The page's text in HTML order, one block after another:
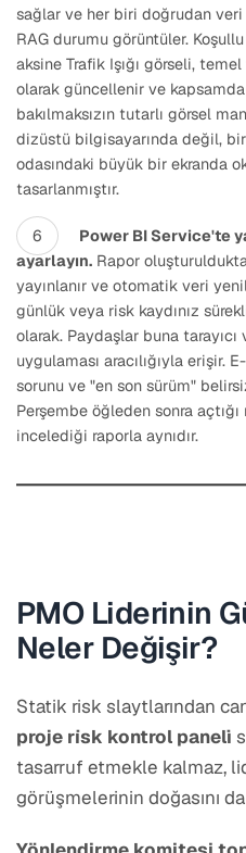
sağlar ve her biri doğrudan
RAG durumu görüntüler.
aksine Trafik Işığı görseli,
olarak güncellenir ve
bakılmaksızın tutarlı görsel
dizüstü bilgisayarında değil,
odasındaki büyük bir ekranda
tasarlanmıştır.
Power BI Service'te
ayarlayın. Rapor
yayınlanır ve otomatik veri
günlük veya risk kaydınız
olarak. Paydaşlar buna
uygulaması aracılığıyla erişir.
sorunu ve "en son sürüm"
Perşembe öğleden sonra
incelediği raporla aynıdır.
PMO Liderinin
Neler Değişir?
Statik risk slaytlarından
proje ri̇sk kontrol paneli̇
tasarruf etmekle kalmaz,
görüşmelerinin doğasını